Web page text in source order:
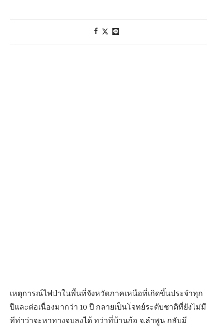
เหตุการณ์ไฟป่าในพื้นที่จังหวัดภาคเหนือที่เกิดขึ้นประจำทุก
ปีและต่อเนื่องมากว่า 10 ปี กลายเป็นโจทย์ระดับชาติที่ยังไม่มี
ทีท่าว่าจะหาทางจบลงได้ ทว่าที่บ้านก้อ จ.ลำพูน กลับมี